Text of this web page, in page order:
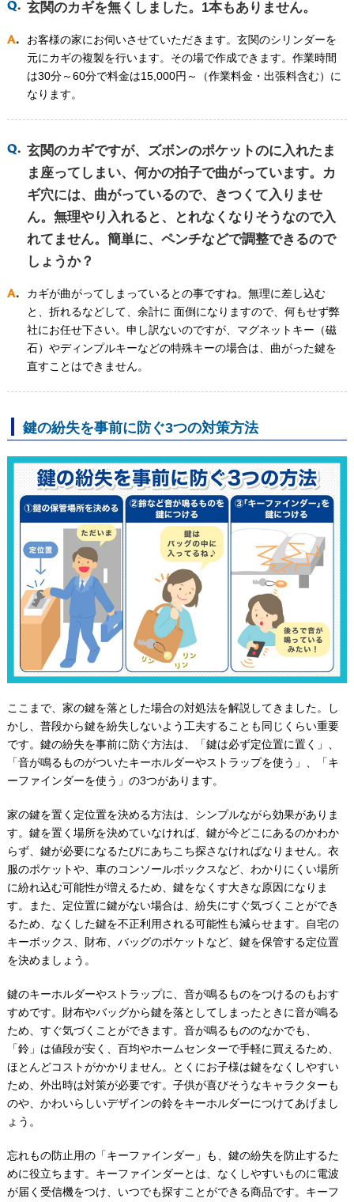
玄関のカギを無くしました。1本もありません。
お客様の家にお伺いさせていただきます。玄関のシリンダーを
元にカギの複製を行います。その場で作成できます。作業時間
は30分～60分で料金は15,000円～（作業料金・出張料含む）に
なります。
玄関のカギですが、ズボンのポケットのに入れたま
ま座ってしまい、何かの拍子で曲がっています。カ
ギ穴には、曲がっているので、きつくて入りませ
ん。無理やり入れると、とれなくなりそうなので入
れてません。簡単に、ペンチなどで調整できるので
しょうか？
カギが曲がってしまっているとの事ですね。無理に差し込む
と、折れるなどして、余計に 面倒になりますので、何もせず弊
社にお任せ下さい。申し訳ないのですが、マグネットキー（磁
石）やディンプルキーなどの特殊キーの場合は、曲がった鍵を
直すことはできません。
鍵の紛失を事前に防ぐ3つの対策方法
ここまで、家の鍵を落とした場合の対処法を解説してきました。し
かし、普段から鍵を紛失しないよう工夫することも同じくらい重要
です。鍵の紛失を事前に防ぐ方法は、「鍵は必ず定位置に置く」、
「音が鳴るものがついたキーホルダーやストラップを使う」、「キ
ーファインダーを使う」の3つがあります。
家の鍵を置く定位置を決める方法は、シンプルながら効果がありま
す。鍵を置く場所を決めていなければ、鍵が今どこにあるのかわか
らず、鍵が必要になるたびにあちこち探さなければなりません。衣
服のポケットや、車のコンソールボックスなど、わかりにくい場所
に紛れ込む可能性が増えるため、鍵をなくす大きな原因になりま
す。また、定位置に鍵がない場合は、紛失にすぐ気づくことができ
るため、なくした鍵を不正利用される可能性も減らせます。自宅の
キーボックス、財布、バッグのポケットなど、鍵を保管する定位置
を決めましょう。
鍵のキーホルダーやストラップに、音が鳴るものをつけるのもおす
すめです。財布やバッグから鍵を落としてしまったときに音が鳴る
ため、すぐ気づくことができます。音が鳴るもののなかでも、
「鈴」は値段が安く、百均やホームセンターで手軽に買えるため、
ほとんどコストがかかりません。とくにお子様は鍵をなくしやすい
ため、外出時は対策が必要です。子供が喜びそうなキャラクターも
のや、かわいらしいデザインの鈴をキーホルダーにつけてあげまし
ょう。
忘れもの防止用の「キーファインダー」も、鍵の紛失を防止するた
めに役立ちます。キーファインダーとは、なくしやすいものに電波
が届く受信機をつけ、いつでも探すことができる商品です。キーフ